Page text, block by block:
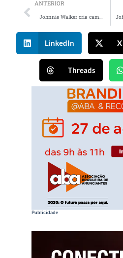
ANTERIOR
Johnnie Walker cria campanha global e incentiva a “Seguir em Frente”
LinkedIn X
Threads
Publicidade